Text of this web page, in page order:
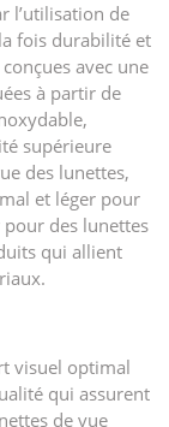
l’utilisation de
fois durabilité et
avec une
à partir de
supérieure
des lunettes,
et léger pour
des lunettes
qui allient
visuel optimal
qui assurent
de vue